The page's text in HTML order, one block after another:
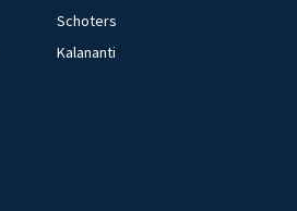
Schoters
Kalananti